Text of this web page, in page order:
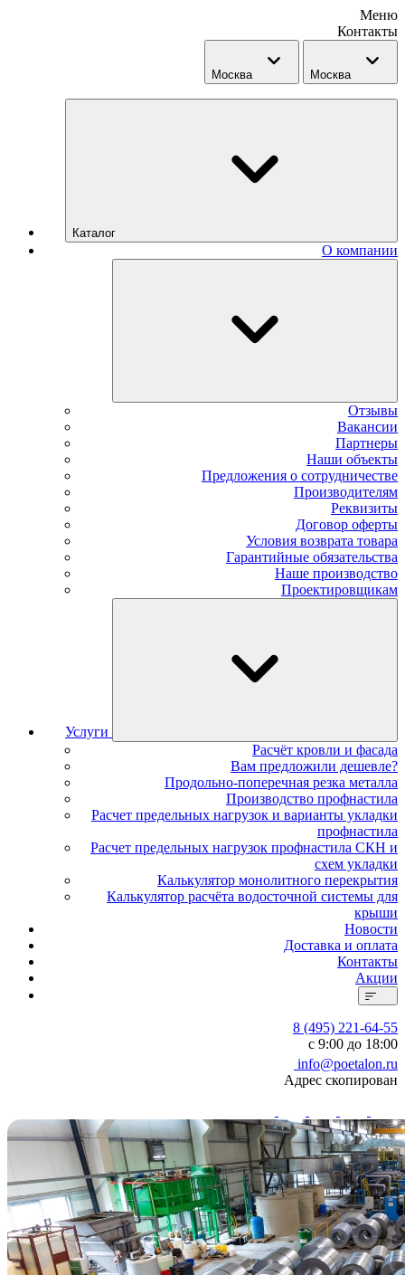
Меню
Контакты
Москва Москва
Каталог
О компании
Отзывы
Вакансии
Партнеры
Наши объекты
Предложения о сотрудничестве
Производителям
Реквизиты
Договор оферты
Условия возврата товара
Гарантийные обязательства
Наше производство
Проектировщикам
Услуги
Расчёт кровли и фасада
Вам предложили дешевле?
Продольно-поперечная резка металла
Производство профнастила
Расчет предельных нагрузок и варианты укладки
профнастила
Расчет предельных нагрузок профнастила СКН и
схем укладки
Калькулятор монолитного перекрытия
Калькулятор расчёта водосточной системы для
крыши
Новости
Доставка и оплата
Контакты
Акции
8 (495) 221-64-55
с 9:00 до 18:00
info@poetalon.ru
Адрес скопирован